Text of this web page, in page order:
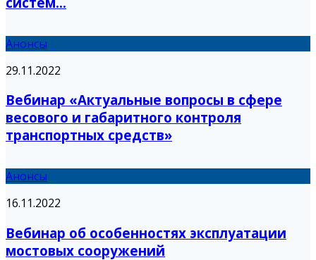
Анонсы
29.11.2022
Вебинар «Актуальные вопросы в сфере
весового и габаритного контроля
транспортных средств»
Анонсы
16.11.2022
Вебинар об особенностях эксплуатации
мостовых сооружений